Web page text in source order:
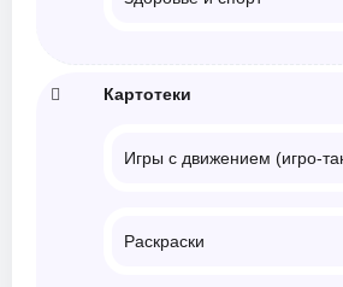
Картотеки
Игры с движением (игро-
Раскраски